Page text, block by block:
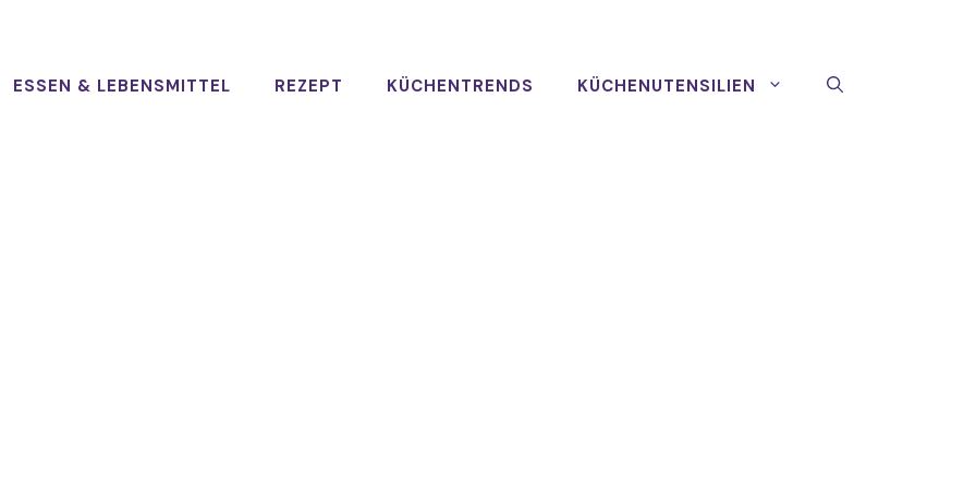
ESSEN & LEBENSMITTEL REZEPT KÜCHENTRENDS KÜCHENUTENSILIEN